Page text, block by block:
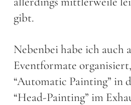
gibt.
Nebenbei habe ich auch
Eventformate
“Automatic Painting” in
“Head-Painting” im